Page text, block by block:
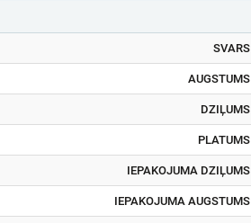
SVARS
AUGSTUMS
DZIĻUMS
PLATUMS
IEPAKOJUMA DZIĻUMS
IEPAKOJUMA AUGSTUMS